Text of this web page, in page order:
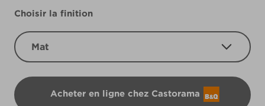
Choisir la finition
Mat
Acheter en ligne chez Castorama
B&Q